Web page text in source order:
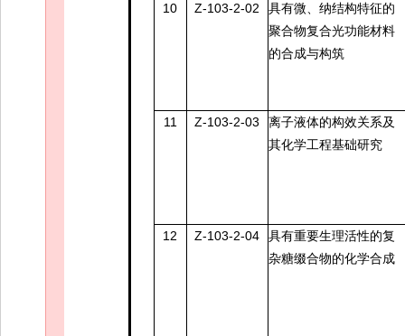
10 Z-103-2-02
具有微、纳结构特征的
聚合物复合光功能材料
的合成与构筑
11 Z-103-2-03
离子液体的构效关系及
其化学工程基础研究
12 Z-103-2-04
具有重要生理活性的复
杂糖缀合物的化学合成